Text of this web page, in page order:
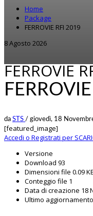
Home
Package
FERROVIE RFI 2019
8 Agosto 2026
FERROVIE
da STS / giovedì, 18
[featured_image]
Accedi o Registrati per
Versione
Download 93
Dimensioni file 0.09
Conteggio file 1
Data di creazione 18
Ultimo aggiornamento